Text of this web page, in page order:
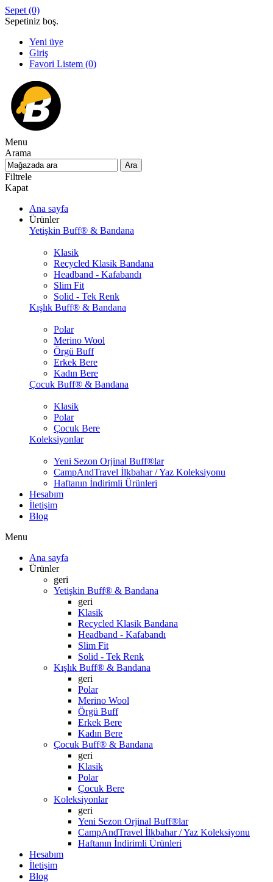
Sepet (0)
Sepetiniz boş.
Yeni üye
Giriş
Favori Listem (0)
Menu
Arama
Filtrele
Kapat
Ana sayfa
Ürünler
Yetişkin Buff® & Bandana
Klasik
Recycled Klasik Bandana
Headband - Kafabandı
Slim Fit
Solid - Tek Renk
Kışlık Buff® & Bandana
Polar
Merino Wool
Örgü Buff
Erkek Bere
Kadın Bere
Çocuk Buff® & Bandana
Klasik
Polar
Çocuk Bere
Koleksiyonlar
Yeni Sezon Orjinal Buff®lar
CampAndTravel İlkbahar / Yaz Koleksiyonu
Haftanın İndirimli Ürünleri
Hesabım
İletişim
Blog
Menu
Ana sayfa
Ürünler
geri
Yetişkin Buff® & Bandana
geri
Klasik
Recycled Klasik Bandana
Headband - Kafabandı
Slim Fit
Solid - Tek Renk
Kışlık Buff® & Bandana
geri
Polar
Merino Wool
Örgü Buff
Erkek Bere
Kadın Bere
Çocuk Buff® & Bandana
geri
Klasik
Polar
Çocuk Bere
Koleksiyonlar
geri
Yeni Sezon Orjinal Buff®lar
CampAndTravel İlkbahar / Yaz Koleksiyonu
Haftanın İndirimli Ürünleri
Hesabım
İletişim
Blog